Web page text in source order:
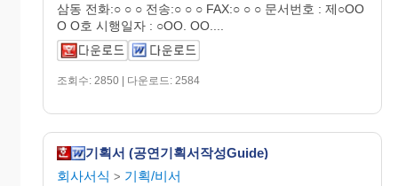
삼동 전화:○ ○ ○ 전송:○ ○ ○ FAX:○ ○ ○ 문서번호 : 제○OO
O O호 시행일자 : ○OO. OO....
조회수: 2850 | 다운로드: 2584
기획서 (공연기획서작성Guide)
회사서식 > 기획/비서